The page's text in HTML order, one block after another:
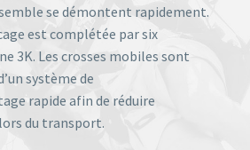
se démontent rapidement.
est complétée par six
3K. Les crosses mobiles sont
système de
rapide afin de réduire
du transport.